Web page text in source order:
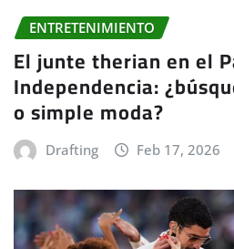
ENTRETENIMIENTO
El junte therian en el
Independencia:
o simple moda?
Drafting Feb 17, 2026